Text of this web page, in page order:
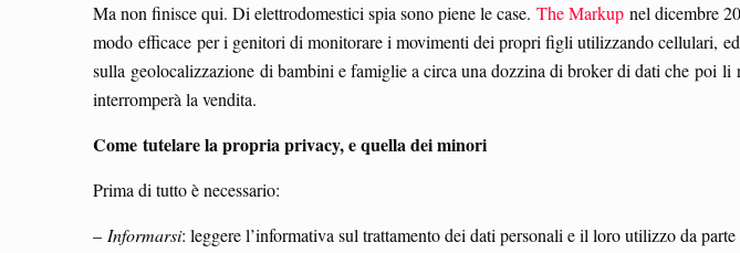
Ma non finisce qui. Di elettrodomestici spia sono piene le case. The Markup nel dicembre
modo efficace per i genitori di monitorare i movimenti dei propri figli utilizzando cellulari,
sulla geolocalizzazione di bambini e famiglie a circa una dozzina di broker di dati che poi
interromperà la vendita.
Come tutelare la propria privacy, e quella dei minori
Prima di tutto è necessario:
– Informarsi: leggere l’informativa sul trattamento dei dati personali e il loro utilizzo da